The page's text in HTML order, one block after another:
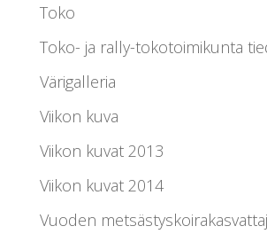
Toko
Toko- ja rally-tokotoimikunta
Värigalleria
Viikon kuva
Viikon kuvat 2013
Viikon kuvat 2014
Vuoden